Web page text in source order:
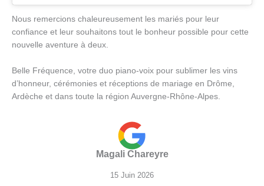
Nous remercions chaleureusement les mariés pour leur
confiance et leur souhaitons tout le bonheur possible pour cette
nouvelle aventure à deux.
Belle Fréquence, votre duo piano-voix pour sublimer les vins
d’honneur, cérémonies et réceptions de mariage en Drôme,
Ardèche et dans toute la région Auvergne-Rhône-Alpes.
Magali Chareyre
15 Juin 2026